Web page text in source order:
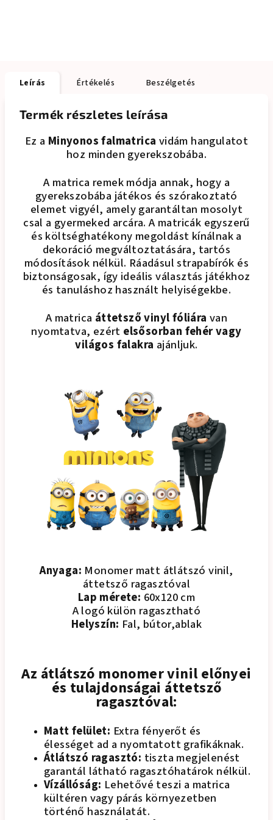
Leírás Értékelés Beszélgetés
Termék részletes leírása
Ez a Minyonos falmatrica vidám hangulatot
hoz minden gyerekszobába.
A matrica remek módja annak, hogy a
gyerekszobába játékos és szórakoztató
elemet vigyél, amely garantáltan mosolyt
csal a gyermeked arcára. A matricák egyszerű
és költséghatékony megoldást kínálnak a
dekoráció megváltoztatására, tartós
módosítások nélkül. Ráadásul strapabírók és
biztonságosak, így ideális választás játékhoz
és tanuláshoz használt helyiségekbe.
A matrica áttetsző vinyl fóliára van
nyomtatva, ezért elsősorban fehér vagy
világos falakra ajánljuk.
Anyaga: Monomer matt átlátszó vinil,
áttetsző ragasztóval
Lap mérete: 60x120 cm
A logó külön ragasztható
Helyszín: Fal, bútor,ablak
Az átlátszó monomer vinil előnyei
és tulajdonságai áttetsző
ragasztóval:
Matt felület: Extra fényerőt és
élességet ad a nyomtatott grafikáknak.
Átlátszó ragasztó: tiszta megjelenést
garantál látható ragasztóhatárok nélkül.
Vízállóság: Lehetővé teszi a matrica
kültéren vagy párás környezetben
történő használatát.